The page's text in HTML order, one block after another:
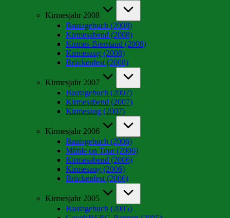
Kirmesjahr 2008
Bautagebuch (2008)
Kirmesabend (2008)
Kirmes-Bierstand (2008)
Kirmeszug (2008)
Brückenfest (2008)
Kirmesjahr 2007
Bautagebuch (2007)
Kirmesabend (2007)
Kirmeszug (2007)
Kirmesjahr 2006
Bautagebuch (2006)
Mühle on Tour (2006)
Kirmesabend (2006)
Kirmeszug (2006)
Brückenfest (2006)
Kirmesjahr 2005
Bautagebuch (2005)